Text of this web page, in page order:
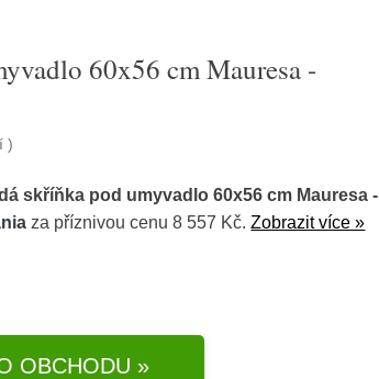
60x56 cm Mauresa -
)
skříňka pod umyvadlo 60x56 cm Mauresa -
za příznivou cenu 8 557 Kč.Zobrazit více »
OBCHODU »